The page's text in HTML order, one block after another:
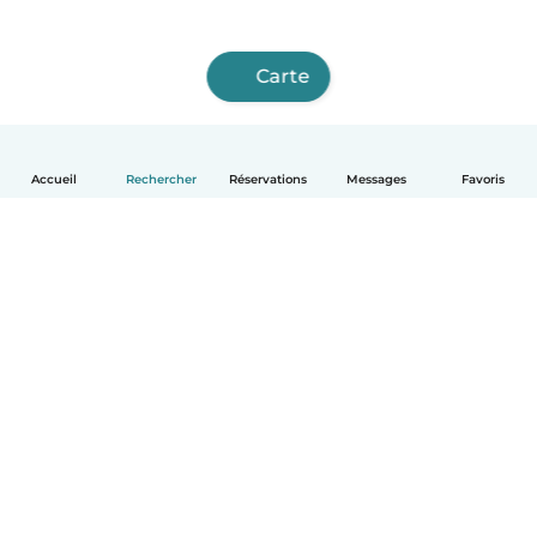
Accueil Rechercher Réservations Messages Favoris
Carte